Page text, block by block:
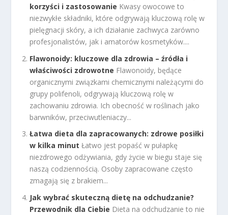
korzyści i zastosowanie Kwasy owocowe to
niezwykłe składniki, które odgrywają kluczową rolę w
pielęgnacji skóry, a ich działanie zachwyca zarówno
profesjonalistów, jak i amatorów kosmetyków....
Flawonoidy: kluczowe dla zdrowia – źródła i
właściwości zdrowotne Flawonoidy, będące
organicznymi związkami chemicznymi należącymi do
grupy polifenoli, odgrywają kluczową rolę w
zachowaniu zdrowia. Ich obecność w roślinach jako
barwników, przeciwutleniaczy...
Łatwa dieta dla zapracowanych: zdrowe posiłki
w kilka minut Łatwo jest popaść w pułapkę
niezdrowego odżywiania, gdy życie w biegu staje się
naszą codziennością. Osoby zapracowane często
zmagają się z brakiem...
Jak wybrać skuteczną dietę na odchudzanie?
Przewodnik dla Ciebie Dieta na odchudzanie to nie